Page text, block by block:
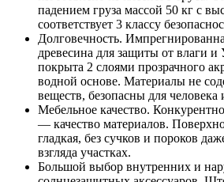
падением груза массой 50 кг с
соответствует 3 классу
Долговечность.
древесина для защиты от влаги
покрыта 2 слоями прозрачного
водной основе. Материалы не
веществ, безопасны для
Мебельное качество.
— качество материалов.
гладкая, без сучков и пороков
взгляда участках.
Большой выбор внутренних и